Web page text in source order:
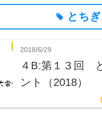
tag とち
2018/6/29
４B:第１３回
ント（2018）